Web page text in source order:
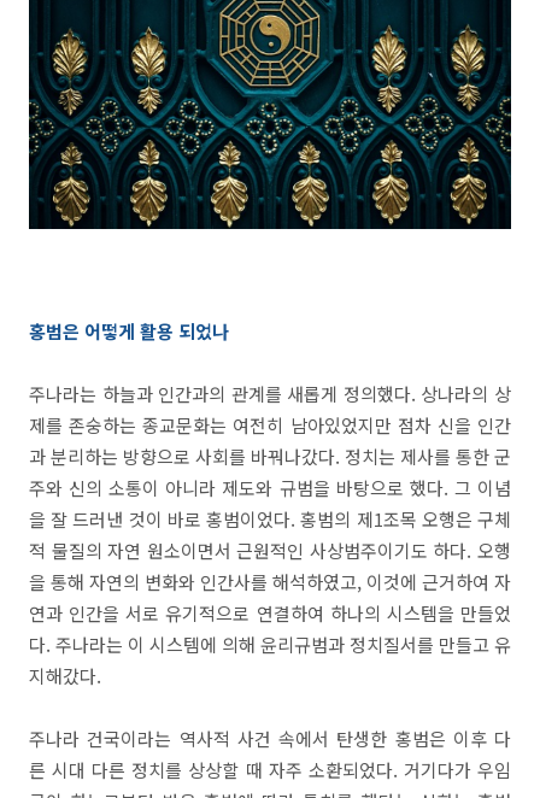
홍범은 어떻게 활용 되었나
주나라는 하늘과 인간과의 관계를 새롭게 정의했다. 상나라의 상
제를 존숭하는 종교문화는 여전히 남아있었지만 점차 신을 인간
과 분리하는 방향으로 사회를 바꿔나갔다. 정치는 제사를 통한 군
주와 신의 소통이 아니라 제도와 규범을 바탕으로 했다. 그 이념
을 잘 드러낸 것이 바로 홍범이었다. 홍범의 제1조목 오행은 구체
적 물질의 자연 원소이면서 근원적인 사상범주이기도 하다. 오행
을 통해 자연의 변화와 인간사를 해석하였고, 이것에 근거하여 자
연과 인간을 서로 유기적으로 연결하여 하나의 시스템을 만들었
다. 주나라는 이 시스템에 의해 윤리규범과 정치질서를 만들고 유
지해갔다.
주나라 건국이라는 역사적 사건 속에서 탄생한 홍범은 이후 다
른 시대 다른 정치를 상상할 때 자주 소환되었다. 거기다가 우임